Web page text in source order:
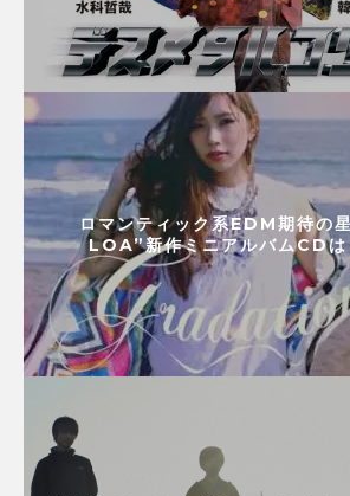
ロマンティック系EDM期待の
LOA”新作ミニアルバムCDは